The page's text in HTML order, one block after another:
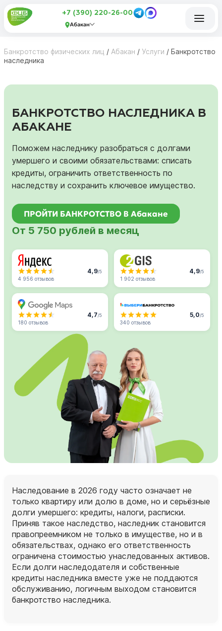
+7 (390) 220-26-00
Абакан
Банкротство физических лиц / Абакан / Услуги / Банкротство
наследника
БАНКРОТСТВО НАСЛЕДНИКА В
АБАКАНЕ
Поможем наследнику разобраться с долгами
умершего и своими обязательствами: списать
кредиты, ограничить ответственность по
наследству и сохранить ключевое имущество.
ПРОЙТИ БАНКРОТСТВО В Абакане
От 5 750 рублей в месяц
4,9/5
4 956 отзывов
4,9/5
1 902 отзывов
4,7/5
180 отзывов
5,0/5
340 отзывов
Наследование в 2026 году часто означает не
только квартиру или долю в доме, но и серьёзные
долги умершего: кредиты, налоги, расписки.
Приняв такое наследство, наследник становится
правопреемником не только в имуществе, но и в
обязательствах, однако его ответственность
ограничена стоимостью унаследованных активов.
Если долги наследодателя и собственные
кредиты наследника вместе уже не поддаются
обслуживанию, логичным выходом становится
банкротство наследника.